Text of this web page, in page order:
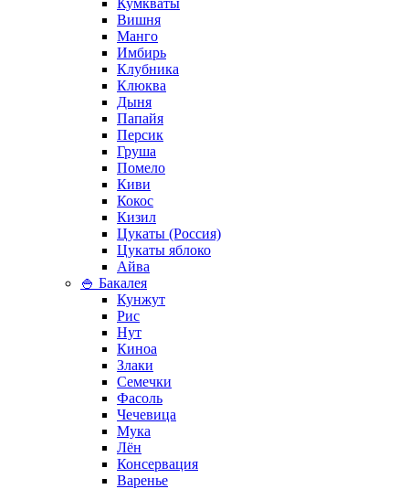
Кумкваты
Вишня
Манго
Имбирь
Клубника
Клюква
Дыня
Папайя
Персик
Груша
Помело
Киви
Кокос
Кизил
Цукаты (Россия)
Цукаты яблоко
Айва
🍚 Бакалея
Кунжут
Рис
Нут
Киноа
Злаки
Семечки
Фасоль
Чечевица
Мука
Лён
Консервация
Варенье